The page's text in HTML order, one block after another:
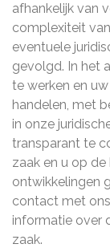
afhankelijk van
complexiteit
eventuele
gevolgd. In het
te werken en
handelen, met
in onze
transparant te
zaak en u op
ontwikkelingen
contact met
informatie over
zaak.